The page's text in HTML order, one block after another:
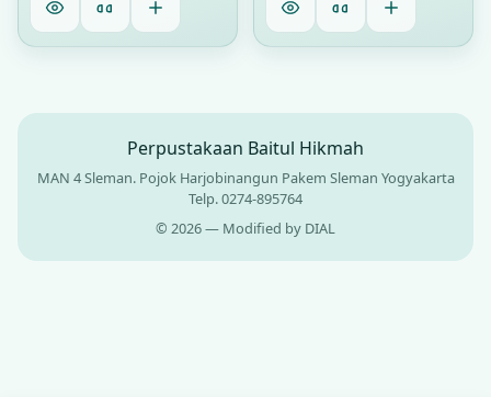
Perpustakaan Baitul Hikmah
MAN 4 Sleman. Pojok Harjobinangun Pakem Sleman Yogyakarta
Telp. 0274-895764
© 2026 — Modified by DIAL